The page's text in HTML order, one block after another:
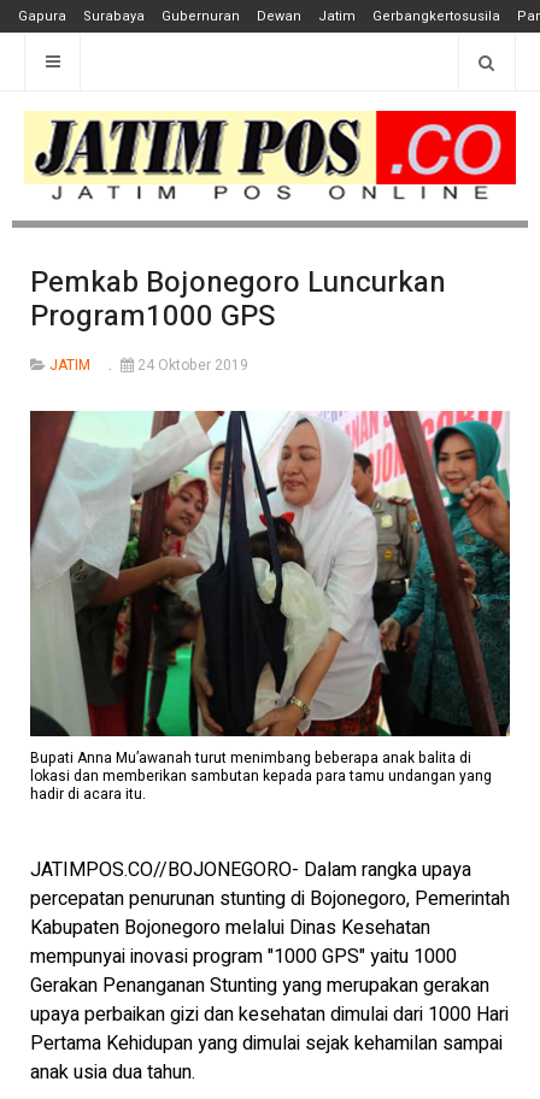
Gapura Surabaya Gubernuran Dewan Jatim Gerbangkertosusila
Pemkab Bojonegoro Luncurkan
Program1000 GPS
JATIM 24 Oktober 2019
Bupati Anna Mu’awanah turut menimbang beberapa anak balita di
lokasi dan memberikan sambutan kepada para tamu undangan yang
hadir di acara itu.
JATIMPOS.CO//BOJONEGORO- Dalam rangka upaya
percepatan penurunan stunting di Bojonegoro, Pemerintah
Kabupaten Bojonegoro melalui Dinas Kesehatan
mempunyai inovasi program "1000 GPS" yaitu 1000
Gerakan Penanganan Stunting yang merupakan gerakan
upaya perbaikan gizi dan kesehatan dimulai dari 1000 Hari
Pertama Kehidupan yang dimulai sejak kehamilan sampai
anak usia dua tahun.